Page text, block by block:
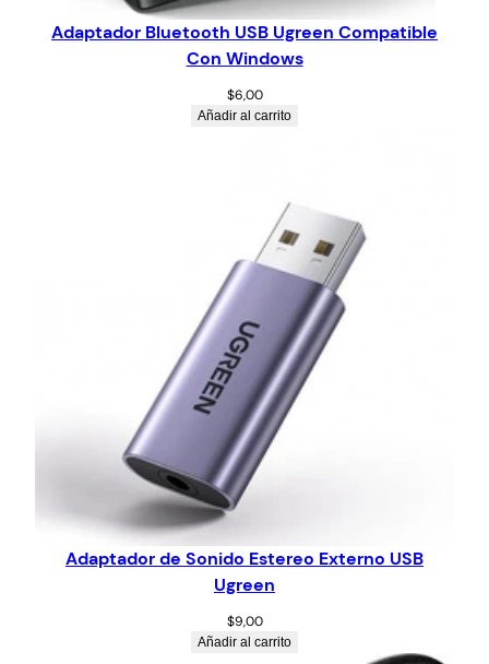
Adaptador Bluetooth USB Ugreen Compatible
Con Windows
$6,00
Añadir al carrito
Adaptador de Sonido Estereo Externo USB
Ugreen
$9,00
Añadir al carrito